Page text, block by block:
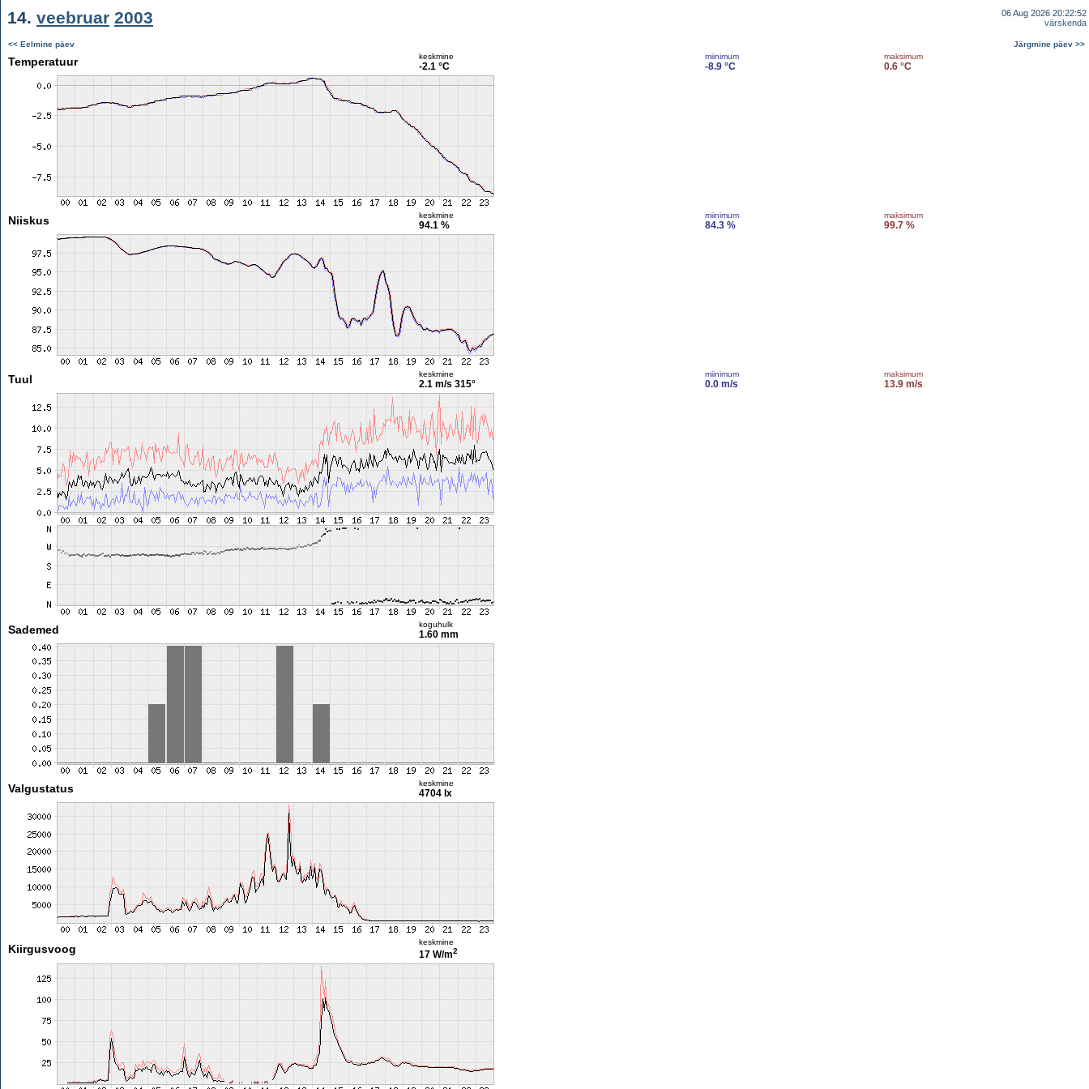
14. veebruar 2003
06 Aug 2026 20:22:52
värskenda
<< Eelmine päev Järgmine päev >>
Temperatuur keskmine
-2.1 °C
miinimum
-8.9 °C
maksimum
0.6 °C
Niiskus keskmine
94.1 %
miinimum
84.3 %
maksimum
99.7 %
Tuul keskmine
2.1 m/s 315°
miinimum
0.0 m/s
maksimum
13.9 m/s
Sademed koguhulk
1.60 mm
Valgustatus keskmine
4704 lx
Kiirgusvoog
keskmine
17 W/m2